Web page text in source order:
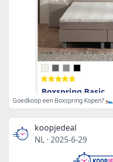
Goedkoop een Boxspring Kopen? 🛌🏻
koopjedeal
NL · 2025-6-29